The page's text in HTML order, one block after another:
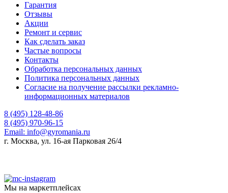
Гарантия
Отзывы
Акции
Ремонт и сервис
Как сделать заказ
Частые вопросы
Контакты
Обработка персональных данных
Политика персональных данных
Согласие на получение рассылки рекламно-
информационных материалов
8 (495) 128-48-86
8 (495) 970-96-15
Email: info@gyromania.ru
г. Москва, ул. 16-ая Парковая 26/4
Мы на маркетплейсах